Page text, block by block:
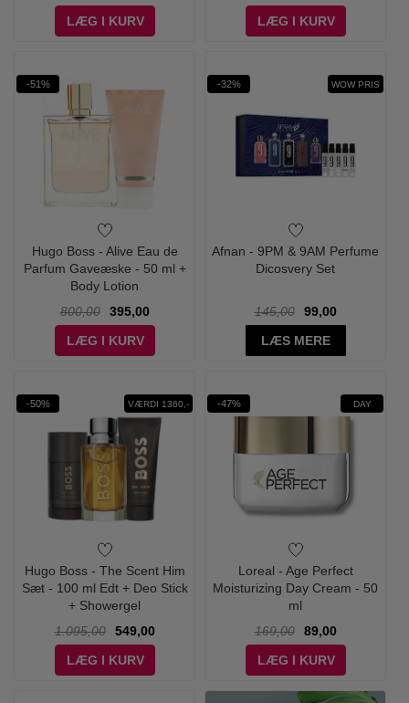
LÆG I KURV
LÆG I KURV
-51%
Hugo Boss - Alive Eau de
Parfum Gaveæske - 50 ml +
Body Lotion
800,00
395,00
LÆG I KURV
-32% WOW PRIS
Afnan - 9PM & 9AM Perfume
Dicosvery Set
145,00
99,00
LÆS MERE
-50% VÆRDI 1360,-
Hugo Boss - The Scent Him
Sæt - 100 ml Edt + Deo Stick
+ Showergel
1.095,00
549,00
LÆG I KURV
-47% DAY
Loreal - Age Perfect
Moisturizing Day Cream - 50
ml
169,00
89,00
LÆG I KURV